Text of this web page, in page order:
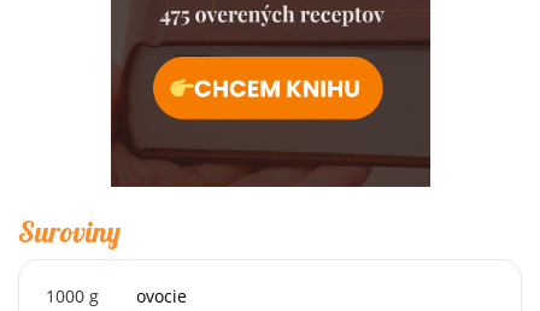
Suroviny
1000 g
ovocie